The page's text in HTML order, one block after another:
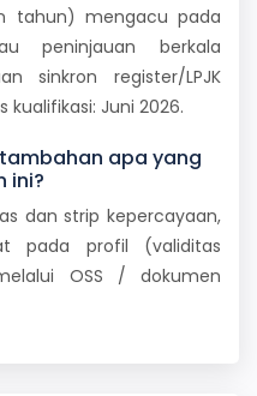
tahun) mengacu pada
peninjauan berkala
sinkron register/LPJK
Juni 2026.
apa yang
ini?
dan strip kepercayaan,
pada profil (validitas
OSS / dokumen